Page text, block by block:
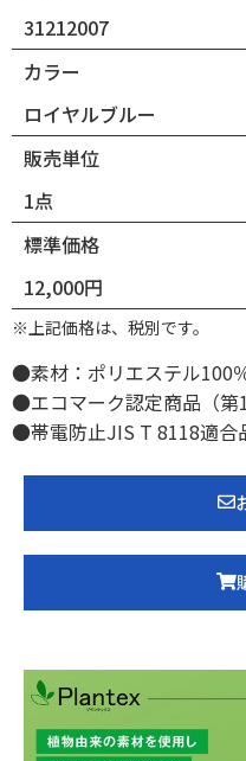
31212007
カラー
ロイヤルブルー
販売単位
1点
標準価格
12,000円
※上記価格は、税別です。
●素材：ポリエステル100
●エコマーク認定商品（第
●帯電防止JIS T 8118適合